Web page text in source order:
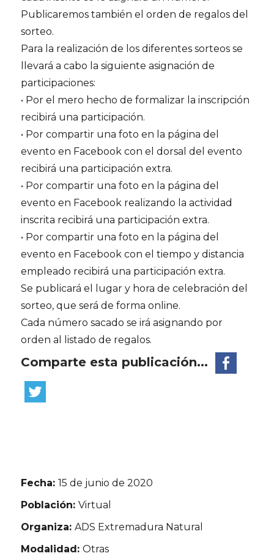
Publicaremos también el orden de regalos del
sorteo.
Para la realización de los diferentes sorteos se
llevará a cabo la siguiente asignación de
participaciones:
• Por el mero hecho de formalizar la inscripción
recibirá una participación.
• Por compartir una foto en la página del
evento en Facebook con el dorsal del evento
recibirá una participación extra.
• Por compartir una foto en la página del
evento en Facebook realizando la actividad
inscrita recibirá una participación extra.
• Por compartir una foto en la página del
evento en Facebook con el tiempo y distancia
empleado recibirá una participación extra.
Se publicará el lugar y hora de celebración del
sorteo, que será de forma online.
Cada número sacado se irá asignando por
orden al listado de regalos.
Comparte esta publicación...
Fecha:15 de junio de 2020
Población:Virtual
Organiza:ADS Extremadura Natural
Modalidad:Otras